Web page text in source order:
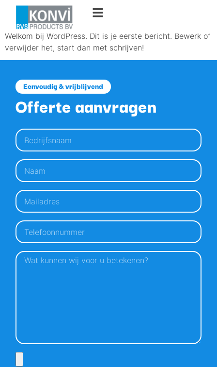
Hallo wereld!
Welkom bij WordPress. Dit is je eerste bericht. Bewerk of
verwijder het, start dan met schrijven!
Eenvoudig & vrijblijvend
Offerte aanvragen